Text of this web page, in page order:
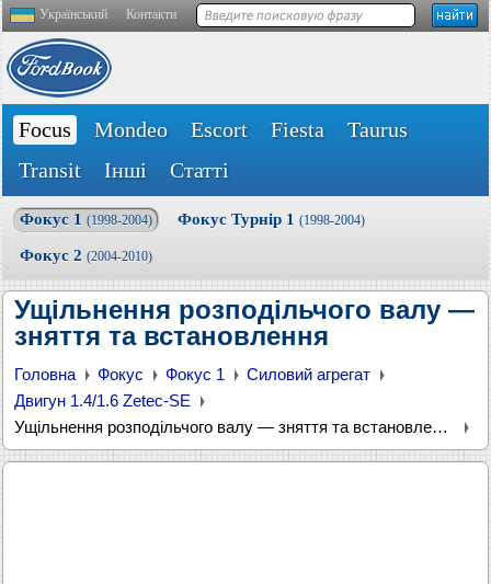
Український Контакти
Focus Mondeo Escort Fiesta
Taurus
Transit
Інші Статті
Фокус 1 (1998-2004) Фокус Турнір 1 (1998-2004)
Фокус 2 (2004-2010)
Ущільнення розподільчого валу —
зняття та встановлення
Головна Фокус Фокус 1
Силовий агрегат
Двигун 1.4/1.6 Zetec-SE
Ущільнення розподільчого валу — зняття та встановлення